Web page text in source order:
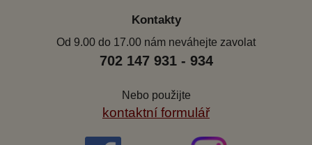
Kontakty
Od 9.00 do 17.00 nám neváhejte zavolat
702 147 931 - 934
Nebo použijte
kontaktní formulář